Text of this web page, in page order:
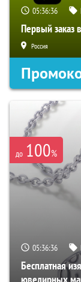
05:36:35
Первый заказ
Россия
до 100%
05:36:35
Бесплатная